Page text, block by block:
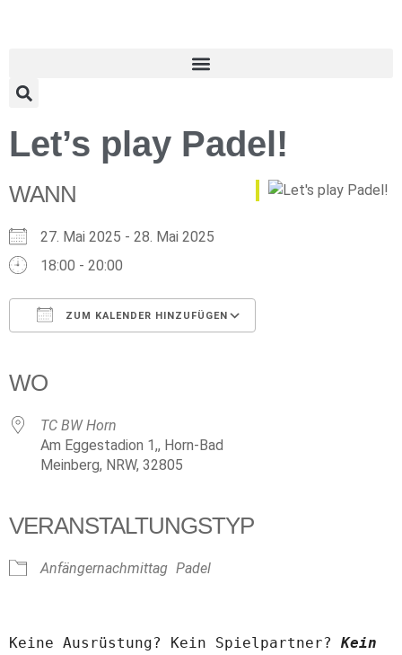
Let’s play Padel!
WANN
27. Mai 2025 - 28. Mai 2025
18:00 - 20:00
ZUM KALENDER HINZUFÜGEN
WO
TC BW Horn
Am Eggestadion 1,, Horn-Bad
Meinberg, NRW, 32805
VERANSTALTUNGSTYP
Anfängernachmittag Padel
Keine Ausrüstung? Kein Spielpartner? Kein